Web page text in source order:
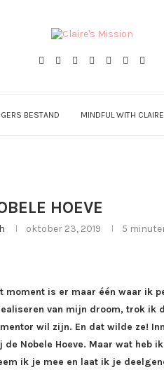
BESTAND MINDFUL WITH CLAIRE
HOEVE
oktober 23, 2019 5
moment is er maar één waar ik
van mijn droom, trok ik
wil zijn. En dat wilde ze!
Nobele Hoeve. Maar wat heb
ik je mee en laat ik je